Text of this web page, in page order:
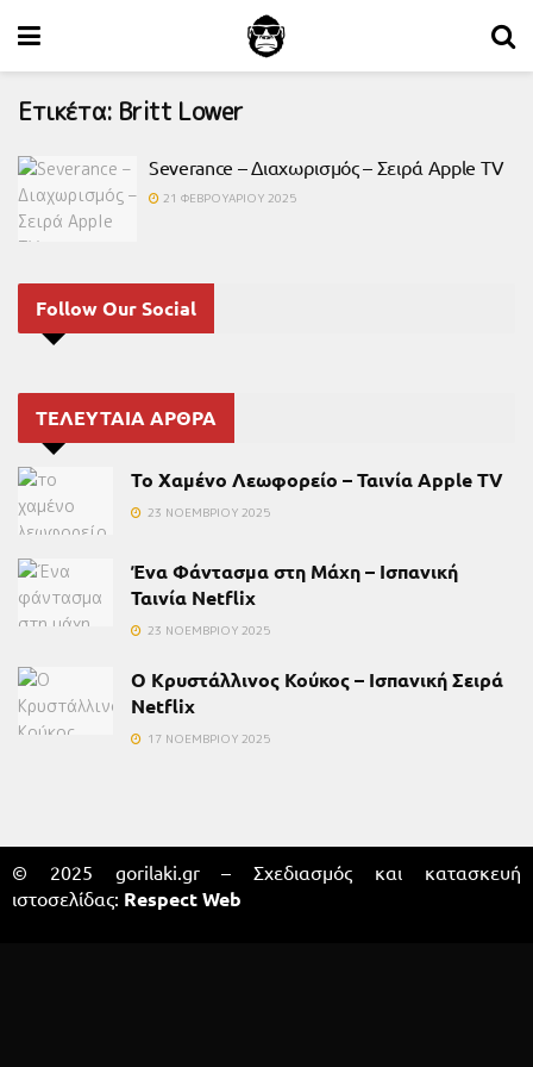
Ετικέτα: Britt Lower
Severance – Διαχωρισμός – Σειρά Apple TV
21 ΦΕΒΡΟΥΑΡΊΟΥ 2025
Follow Our Social
ΤΕΛΕΥΤΑΙΑ ΑΡΘΡΑ
Το Χαμένο Λεωφορείο – Ταινία Apple TV
23 ΝΟΕΜΒΡΊΟΥ 2025
Ένα Φάντασμα στη Μάχη – Ισπανική
Ταινία Netflix
23 ΝΟΕΜΒΡΊΟΥ 2025
Ο Κρυστάλλινος Κούκος – Ισπανική Σειρά
Netflix
17 ΝΟΕΜΒΡΊΟΥ 2025
© 2025 gorilaki.gr – Σχεδιασμός και κατασκευή
ιστοσελίδας: Respect Web